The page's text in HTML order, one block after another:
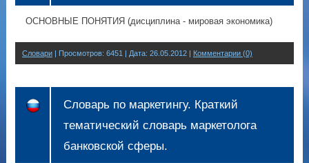
ОСНОВНЫЕ ПОНЯТИЯ (дисциплина - мировая экономика)
Словари| Просмотров: 6451 | Дата: 26.05.2012| Комментарии (0)
Словарь по маркетингу. Краткий
тематический словарь маркетолога
банковской сферы.